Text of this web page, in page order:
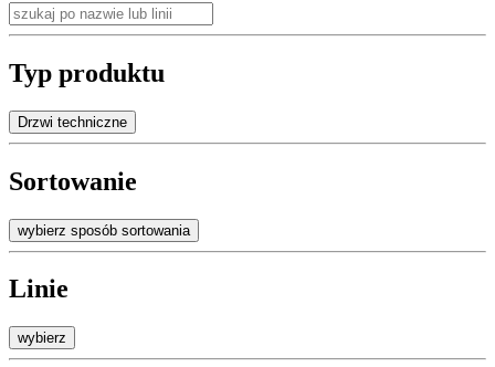
Typ produktu
Drzwi techniczne
Sortowanie
wybierz sposób sortowania
Linie
wybierz